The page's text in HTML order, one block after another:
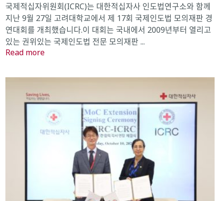
국제적십자위원회(ICRC)는 대한적십자사 인도법연구소와 함께
지난 9월 27일 고려대학교에서 제 17회 국제인도법 모의재판 경
연대회를 개최했습니다.이 대회는 국내에서 2009년부터 열리고
있는 권위있는 국제인도법 전문 모의재판 ...
Read more